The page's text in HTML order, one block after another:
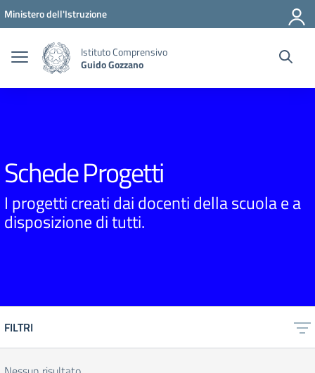
Vai ai contenuti
Vai al menu di navigazione
Vai al footer
Ministero dell'Istruzione
Istituto Comprensivo
Guido Gozzano
Schede Progetti
I progetti creati dai docenti della scuola e a
disposizione di tutti.
FILTRI